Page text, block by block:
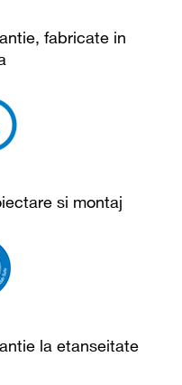
fabricate in
si montaj
la etanseitate